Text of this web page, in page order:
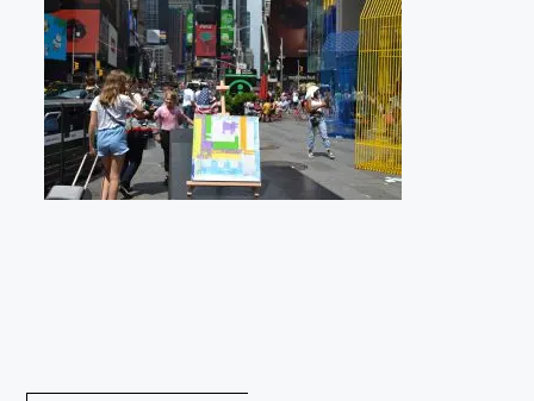
Presse
Qué dicen de nosotros?
Aviso legal
Política de cookies
«Impressionnis-vous» Paris 2023